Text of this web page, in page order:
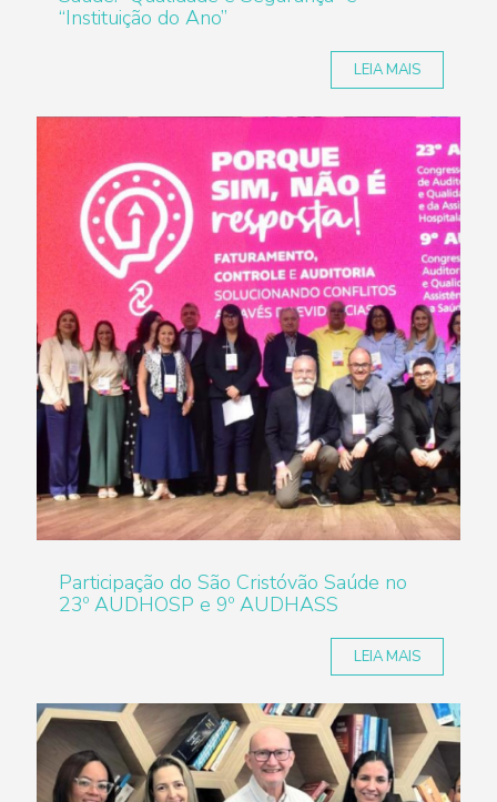
“Instituição do Ano”
LEIA MAIS
Participação do São Cristóvão Saúde no
23º AUDHOSP e 9º AUDHASS
LEIA MAIS